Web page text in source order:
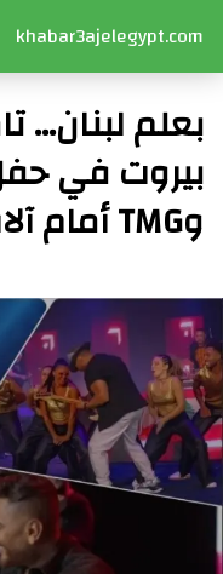
khabar3ajelegypt.com
بعلم
وTMG أمام آلاف الحضور